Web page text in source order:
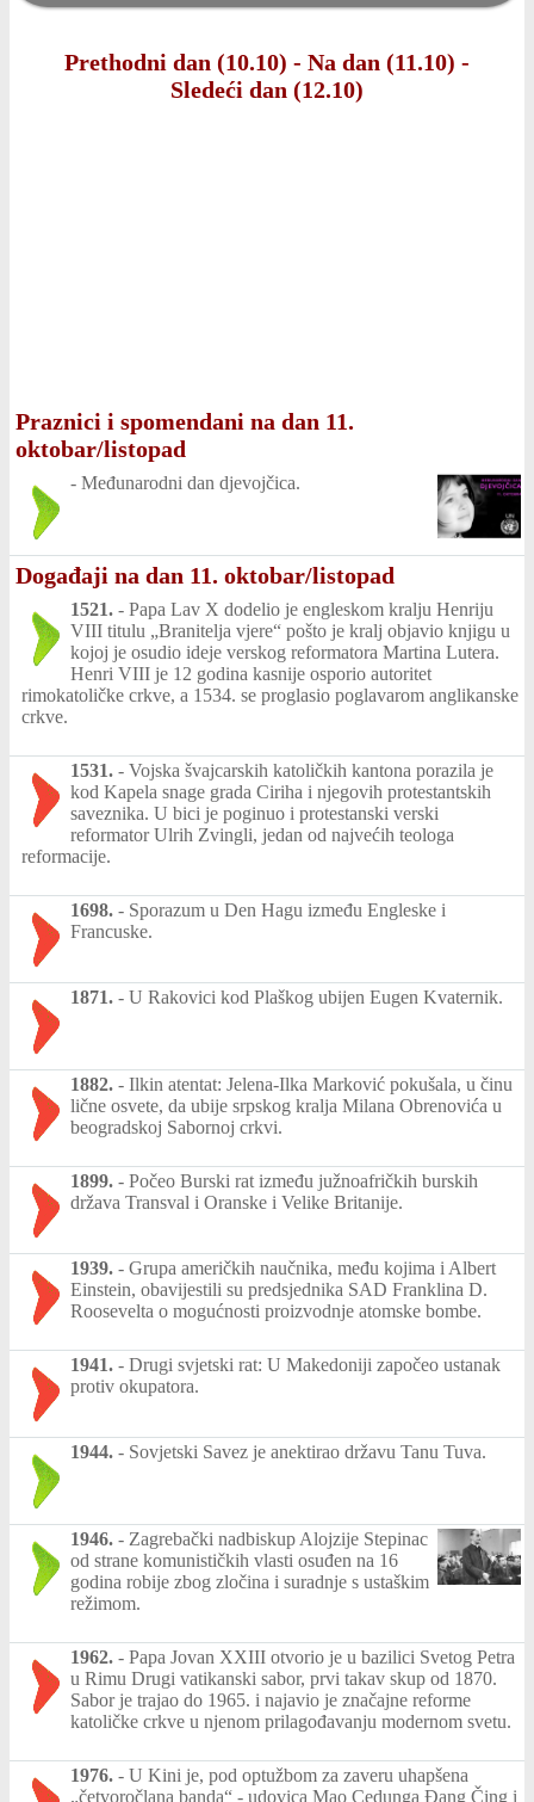
Prethodni dan (10.10) - Na dan (11.10) -
Sledeći dan (12.10)
Praznici i spomendani na dan 11.
oktobar/listopad
- Međunarodni dan djevojčica.
Događaji na dan 11. oktobar/listopad
1521. - Papa Lav X dodelio je engleskom kralju Henriju
VIII titulu „Branitelja vjere“ pošto je kralj objavio knjigu u
kojoj je osudio ideje verskog reformatora Martina Lutera.
Henri VIII je 12 godina kasnije osporio autoritet
rimokatoličke crkve, a 1534. se proglasio poglavarom anglikanske
crkve.
1531. - Vojska švajcarskih katoličkih kantona porazila je
kod Kapela snage grada Ciriha i njegovih protestantskih
saveznika. U bici je poginuo i protestanski verski
reformator Ulrih Zvingli, jedan od najvećih teologa
reformacije.
1698. - Sporazum u Den Hagu između Engleske i
Francuske.
1871. - U Rakovici kod Plaškog ubijen Eugen Kvaternik.
1882. - Ilkin atentat: Jelena-Ilka Marković pokušala, u činu
lične osvete, da ubije srpskog kralja Milana Obrenovića u
beogradskoj Sabornoj crkvi.
1899. - Počeo Burski rat između južnoafričkih burskih
država Transval i Oranske i Velike Britanije.
1939. - Grupa američkih naučnika, među kojima i Albert
Einstein, obavijestili su predsjednika SAD Franklina D.
Roosevelta o mogućnosti proizvodnje atomske bombe.
1941. - Drugi svjetski rat: U Makedoniji započeo ustanak
protiv okupatora.
1944. - Sovjetski Savez je anektirao državu Tanu Tuva.
1946. - Zagrebački nadbiskup Alojzije Stepinac
od strane komunističkih vlasti osuđen na 16
godina robije zbog zločina i suradnje s ustaškim
režimom.
1962. - Papa Jovan XXIII otvorio je u bazilici Svetog Petra
u Rimu Drugi vatikanski sabor, prvi takav skup od 1870.
Sabor je trajao do 1965. i najavio je značajne reforme
katoličke crkve u njenom prilagođavanju modernom svetu.
1976. - U Kini je, pod optužbom za zaveru uhapšena
„četvoročlana banda“ - udovica Mao Cedunga Đang Čing i